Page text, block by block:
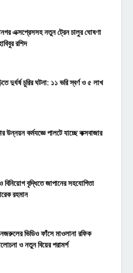
এক্সপ্রেসসহ নতুন ট্রেন চালুর ঘোষণা
রশিদ
দুর্ধর্ষ চুরির ঘটনা: ১১ ভরি স্বর্ণ ও ৫ লাখ
উন্নয়ন কর্মযজ্ঞে পালটে যাচ্ছে কক্সবাজার
বৃদ্ধিতে জাপানের সহযোগিতা
রহমান
নজরুলের ভিডিও ফাঁসে মাওলানা রফিক
ও নতুন বিয়ের পরামর্শ